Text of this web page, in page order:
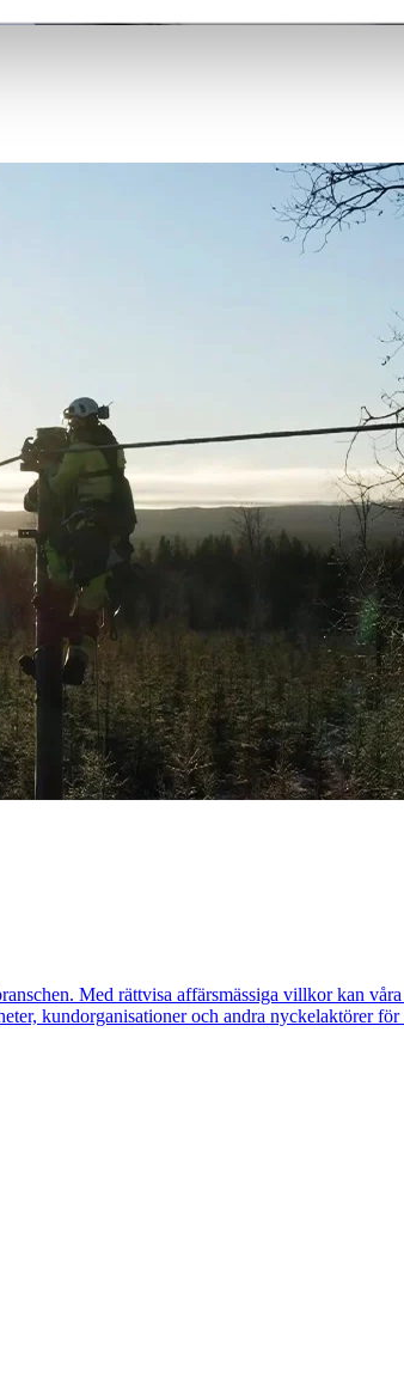
Med rättvisa affärsmässiga villkor kan
kundorganisationer och andra nyckelaktörer